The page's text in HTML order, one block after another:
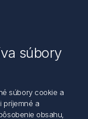
súbory
súbory cookie a
príjemné a
obsahu,